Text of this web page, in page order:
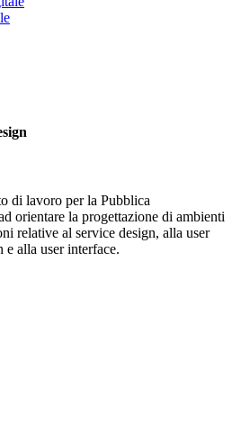
di lavoro per la Pubblica
orientare la progettazione di ambienti
relative al service design, alla user
e alla user interface.